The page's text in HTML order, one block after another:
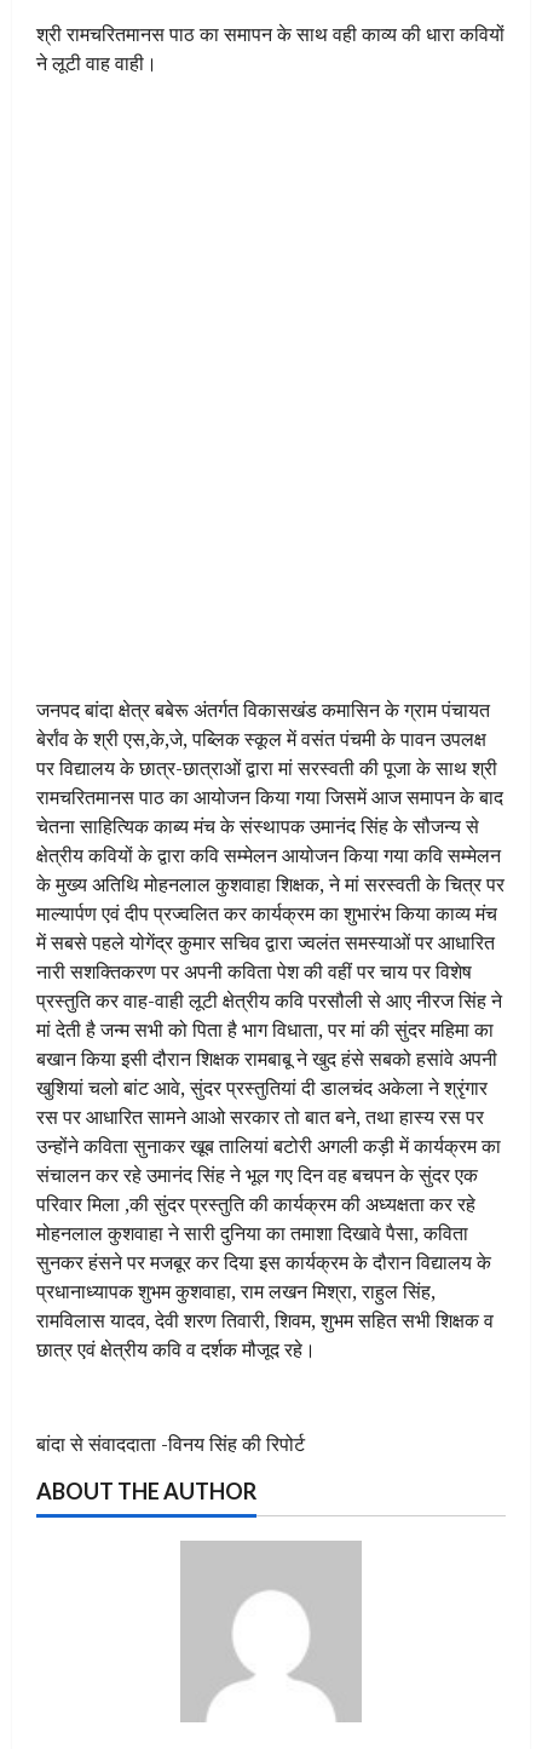
श्री रामचरितमानस पाठ का समापन के साथ वही काव्य की धारा कवियों
ने लूटी वाह वाही।
जनपद बांदा क्षेत्र बबेरू अंतर्गत विकासखंड कमासिन के ग्राम पंचायत
बेर्रांव के श्री एस,के,जे, पब्लिक स्कूल में वसंत पंचमी के पावन उपलक्ष
पर विद्यालय के छात्र-छात्राओं द्वारा मां सरस्वती की पूजा के साथ श्री
रामचरितमानस पाठ का आयोजन किया गया जिसमें आज समापन के बाद
चेतना साहित्यिक काब्य मंच के संस्थापक उमानंद सिंह के सौजन्य से
क्षेत्रीय कवियों के द्वारा कवि सम्मेलन आयोजन किया गया कवि सम्मेलन
के मुख्य अतिथि मोहनलाल कुशवाहा शिक्षक, ने मां सरस्वती के चित्र पर
माल्यार्पण एवं दीप प्रज्वलित कर कार्यक्रम का शुभारंभ किया काव्य मंच
में सबसे पहले योगेंद्र कुमार सचिव द्वारा ज्वलंत समस्याओं पर आधारित
नारी सशक्तिकरण पर अपनी कविता पेश की वहीं पर चाय पर विशेष
प्रस्तुति कर वाह-वाही लूटी क्षेत्रीय कवि परसौली से आए नीरज सिंह ने
मां देती है जन्म सभी को पिता है भाग विधाता, पर मां की सुंदर महिमा का
बखान किया इसी दौरान शिक्षक रामबाबू ने खुद हंसे सबको हसांवे अपनी
खुशियां चलो बांट आवे, सुंदर प्रस्तुतियां दी डालचंद अकेला ने श्रृंगार
रस पर आधारित सामने आओ सरकार तो बात बने, तथा हास्य रस पर
उन्होंने कविता सुनाकर खूब तालियां बटोरी अगली कड़ी में कार्यक्रम का
संचालन कर रहे उमानंद सिंह ने भूल गए दिन वह बचपन के सुंदर एक
परिवार मिला ,की सुंदर प्रस्तुति की कार्यक्रम की अध्यक्षता कर रहे
मोहनलाल कुशवाहा ने सारी दुनिया का तमाशा दिखावे पैसा, कविता
सुनकर हंसने पर मजबूर कर दिया इस कार्यक्रम के दौरान विद्यालय के
प्रधानाध्यापक शुभम कुशवाहा, राम लखन मिश्रा, राहुल सिंह,
रामविलास यादव, देवी शरण तिवारी, शिवम, शुभम सहित सभी शिक्षक व
छात्र एवं क्षेत्रीय कवि व दर्शक मौजूद रहे।
बांदा से संवाददाता -विनय सिंह की रिपोर्ट
ABOUT THE AUTHOR